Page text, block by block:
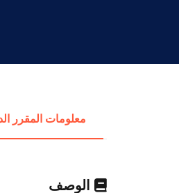
معلومات المقرر
الوصف